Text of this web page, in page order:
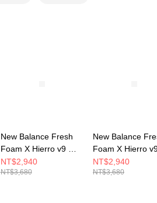
用他人資訊註冊。若發現惡意使用之情形，
New Balance Fresh
Foam X Hierro v9 男
跑步鞋 MHIER8TU-2E
NT$2,940
NT$3,680
New Balance
Foam X Hierro
跑步鞋
NT$2,940
NT$3,680